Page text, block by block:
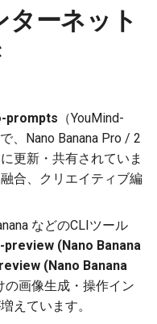
2026-06-17
2026-06-14
2026-06-13
2026-06-12
2026-06-11
2026-06-10
2025-12-02
2025-11-29
2025-11-28
2025-11-27
2025-11-26
2025-11-25
2026-06-17
2026-06-14
2026-06-13
2026-06-12
2026-06-11
2026-06-10
2025-12-02
2025-11-29
2025-11-28
2025-11-27
2025-11-26
2025-11-25
2026-06-15
2026-06-12
2026-06-11
2026-06-10
2026-06-09
2026-06-07
2025-12-02
2025-11-29
2025-11-28
2025-11-27
2025-11-26
2025-11-25
2026-06-17
2026-06-14
2026-06-13
2026-06-12
2026-06-11
2026-06-10
2026-06-11
2026-06-08
2026-06-07
2026-06-06
2026-06-05
2026-06-04
ーネット
prompts （YouMind-
、Nano Banana Pro / 2
更新・共有されていま
合、クリエイティブ編
などのCLIツール
(Nano Banana
(Nano Banana
の画像生成・操作イン
えています。